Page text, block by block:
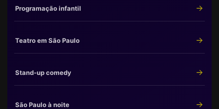
Programação infantil
Teatro em São Paulo
Stand-up comedy
São Paulo à noite